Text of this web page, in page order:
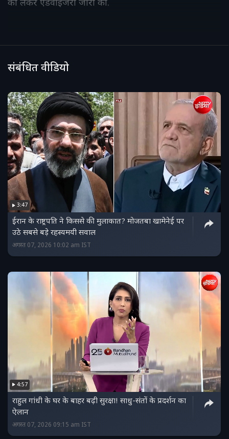
को लेकर एडवाइजरी जारी की.
संबंधित वीडियो
3:47
ईरान के राष्ट्रपति ने किससे की मुलाकात? मोजतबा खामेनेई पर
उठे सबसे बड़े रहस्यमयी सवाल
अगस्त 07, 2026 10:02 am IST
4:57
राहुल गांधी के घर के बाहर बढ़ी सुरक्षा! साधु-संतों के प्रदर्शन का
ऐलान
अगस्त 07, 2026 09:15 am IST